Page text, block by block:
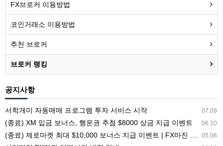
FX브로커 이용방법
코인거래소 이용방법
추천 브로커
브로커 랭킹
공지사항
07.09
서학개미 자동매매 프로그램 투자 서비스 시작
06.10
(종료) XM 입금 보너스, 행운권 추첨 $8000 상금 지급 이벤트
05.06
(종료) 제로마켓 최대 $10,000 보너스 지급 이벤트 | FX마진 해외거래소 ZEROMARKETS